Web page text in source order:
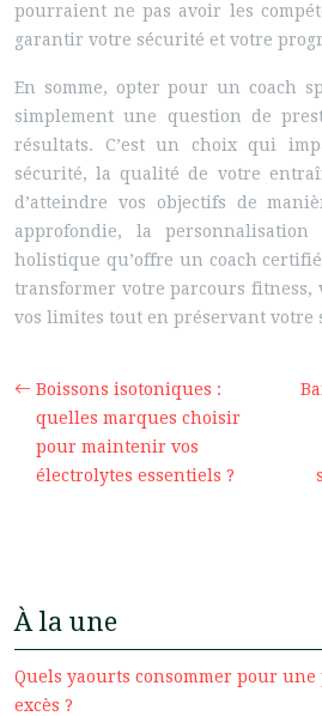
pourraient ne pas avoir les
garantir votre sécurité et votre
En somme, opter pour un coach
simplement une question de
résultats. C’est un choix qui
sécurité, la qualité de votre
d’atteindre vos objectifs de
approfondie, la personnalisation
holistique qu’offre un coach
transformer votre parcours fitness,
vos limites tout en préservant votre
Boissons isotoniques :
quelles marques choisir
pour maintenir vos
électrolytes essentiels ?
À la une
Quels yaourts consommer pour une
excès ?